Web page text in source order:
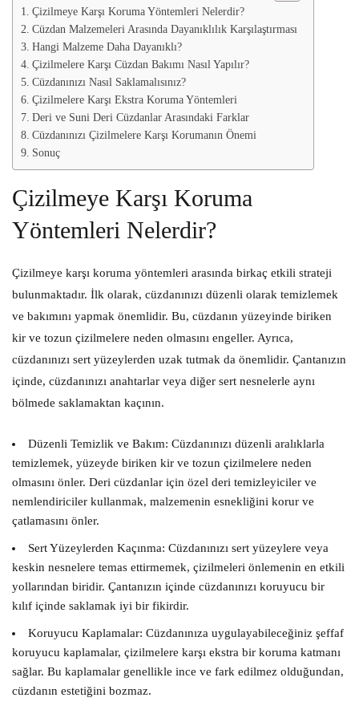
Çizilmeye Karşı Koruma Yöntemleri Nelerdir?
Cüzdan Malzemeleri Arasında Dayanıklılık Karşılaştırması
Hangi Malzeme Daha Dayanıklı?
Çizilmelere Karşı Cüzdan Bakımı Nasıl Yapılır?
Cüzdanınızı Nasıl Saklamalısınız?
Çizilmelere Karşı Ekstra Koruma Yöntemleri
Deri ve Suni Deri Cüzdanlar Arasındaki Farklar
Cüzdanınızı Çizilmelere Karşı Korumanın Önemi
Sonuç
Çizilmeye Karşı Koruma
Yöntemleri Nelerdir?
Çizilmeye karşı koruma yöntemleri arasında birkaç etkili strateji
bulunmaktadır. İlk olarak, cüzdanınızı düzenli olarak temizlemek
ve bakımını yapmak önemlidir. Bu, cüzdanın yüzeyinde biriken
kir ve tozun çizilmelere neden olmasını engeller. Ayrıca,
cüzdanınızı sert yüzeylerden uzak tutmak da önemlidir. Çantanızın
içinde, cüzdanınızı anahtarlar veya diğer sert nesnelerle aynı
bölmede saklamaktan kaçının.
Düzenli Temizlik ve Bakım: Cüzdanınızı düzenli aralıklarla
temizlemek, yüzeyde biriken kir ve tozun çizilmelere neden
olmasını önler. Deri cüzdanlar için özel deri temizleyiciler ve
nemlendiriciler kullanmak, malzemenin esnekliğini korur ve
çatlamasını önler.
Sert Yüzeylerden Kaçınma: Cüzdanınızı sert yüzeylere veya
keskin nesnelere temas ettirmemek, çizilmeleri önlemenin en etkili
yollarından biridir. Çantanızın içinde cüzdanınızı koruyucu bir
kılıf içinde saklamak iyi bir fikirdir.
Koruyucu Kaplamalar: Cüzdanınıza uygulayabileceğiniz şeffaf
koruyucu kaplamalar, çizilmelere karşı ekstra bir koruma katmanı
sağlar. Bu kaplamalar genellikle ince ve fark edilmez olduğundan,
cüzdanın estetiğini bozmaz.